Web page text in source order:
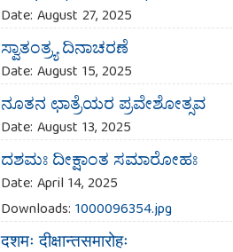
Date: August 27, 2025
ಸ್ವಾತಂತ್ರ್ಯ ದಿನಾಚರಣೆ
Date: August 15, 2025
ನೂತನ ಛಾತ್ರೆಯರ ಪ್ರವೇಶೋತ್ಸವ
Date: August 13, 2025
ದಶಮಃ ದೀಕ್ಷಾಂತ ಸಮಾರೋಹಃ
Date: April 14, 2025
Downloads: 1000096354.jpg
दशमः दीक्षान्तसमारोहः